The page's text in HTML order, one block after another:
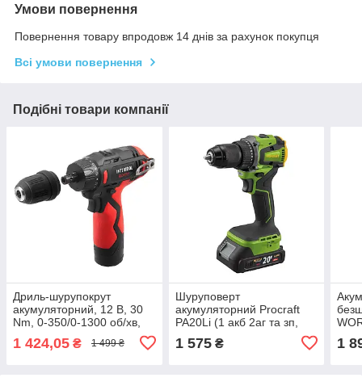
Умови повернення
Повернення товару впродовж 14 днів за рахунок покупця
Всі умови повернення
Подібні товари компанії
Дриль-шурупокрут
акумуляторний, 12 В, 30
Nm, 0-350/0-1300 об/хв,
патрон 0,8-10 мм, 2,0 Аг,
знімний патрон
1 424,05 ₴ 1 499 ₴
Шуруповерт
акумуляторний Procraft
PA20Li (1 акб 2аг та зп,
1 575₴ 1